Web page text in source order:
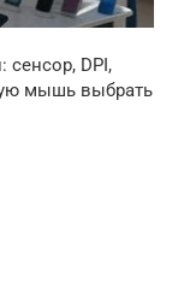
DPI,
мышь выбрать